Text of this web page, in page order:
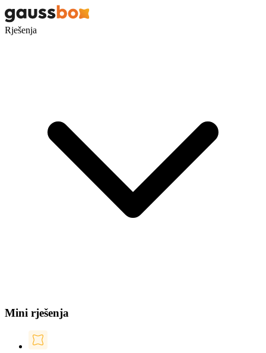
Rješenja
Mini rješenja